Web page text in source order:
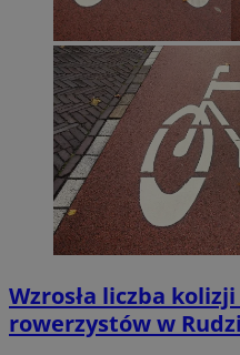
Wzrosła liczba
rowerzystów w